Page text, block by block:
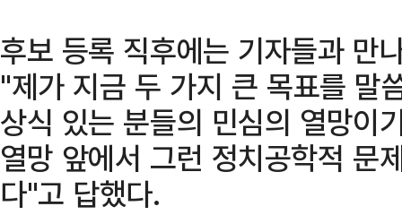
후보 등록 직후에는 기자들과 만
"제가 지금 두 가지 큰 목표를 말
상식 있는 분들의 민심의 열망이
열망 앞에서 그런 정치공학적 문
다"고 답했다.